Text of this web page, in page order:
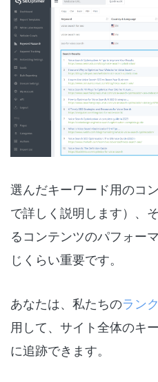
選んだキーワード用のコ
で詳しく説明します）、
るコンテンツのパフォー
じくらい重要です。
あなたは、私たちのラン
用して、サイト全体のキ
に追跡できます。